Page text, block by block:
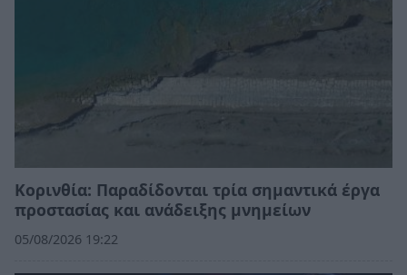
Κορινθία: Παραδίδονται τρία σημαντικά έργα
προστασίας και ανάδειξης μνημείων
05/08/2026 19:22